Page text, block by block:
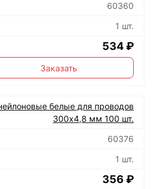
60360
1 шт.
534 ₽
Заказать
белые для проводов
300х4,8 мм 100 шт.
60376
1 шт.
356 ₽